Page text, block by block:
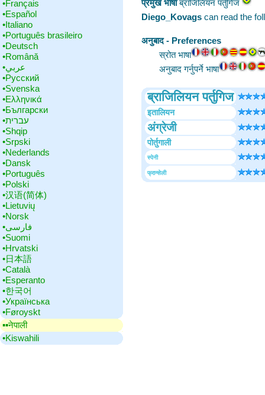
•‎Français
•‎Español
•‎Italiano
•‎Português brasileiro
•‎Deutsch
•‎Română
•‎عربي
•‎Русский
•‎Svenska
•‎Ελληνικά
•‎Български
•‎עברית
•‎Shqip
•‎Srpski
•‎Nederlands
•‎Dansk
•‎Português
•‎Polski
•‎汉语(简体)
•‎Lietuvių
•‎Norsk
•‎فارسی
•‎Suomi
•‎Hrvatski
•‎日本語
•‎Català
•‎Esperanto
•‎한국어
•‎Українська
•‎Føroyskt
▪▪‎नेपाली
•‎Kiswahili
प्रमुख भाषा‎ब्राजिलियन पर्तुगिज
Diego_Kovags can read the
अनुबाद - Preferences
स्रोत भाषा
अनुबाद गर्नुपर्ने भाषा
ब्राजिलियन पर्तुगिज
इतालियन
अंग्रेजी
पोर्तुगाली
स्पेनी
फ्रान्सेली